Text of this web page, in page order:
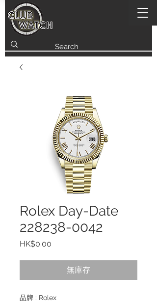
Rolex Day-Date
228238-0042
HK$0.00
無庫存
品牌 : Rolex